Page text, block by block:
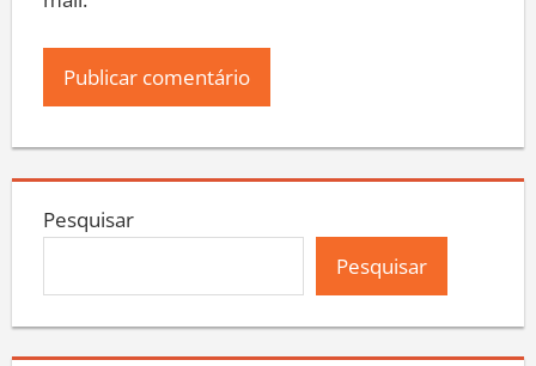
mail.
Pesquisar
Pesquisar